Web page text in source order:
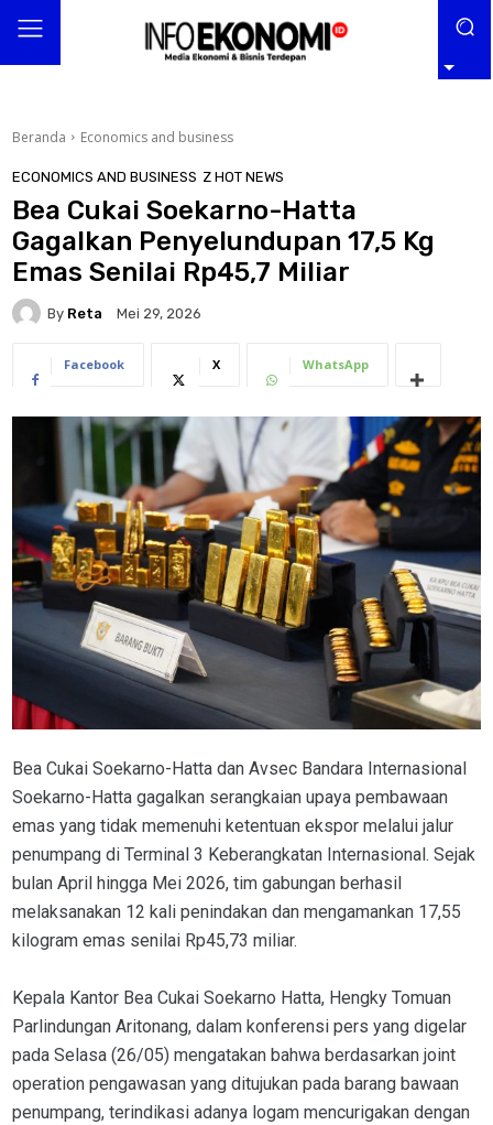
Beranda Economics and business
ECONOMICS AND BUSINESS Z HOT NEWS
Bea Cukai Soekarno-Hatta
Gagalkan Penyelundupan 17,5 Kg
Emas Senilai Rp45,7 Miliar
By Reta Mei 29, 2026
Facebook X WhatsApp
Bea Cukai Soekarno-Hatta dan Avsec Bandara Internasional
Soekarno-Hatta gagalkan serangkaian upaya pembawaan
emas yang tidak memenuhi ketentuan ekspor melalui jalur
penumpang di Terminal 3 Keberangkatan Internasional. Sejak
bulan April hingga Mei 2026, tim gabungan berhasil
melaksanakan 12 kali penindakan dan mengamankan 17,55
kilogram emas senilai Rp45,73 miliar.
Kepala Kantor Bea Cukai Soekarno Hatta, Hengky Tomuan
Parlindungan Aritonang, dalam konferensi pers yang digelar
pada Selasa (26/05) mengatakan bahwa berdasarkan joint
operation pengawasan yang ditujukan pada barang bawaan
penumpang, terindikasi adanya logam mencurigakan dengan